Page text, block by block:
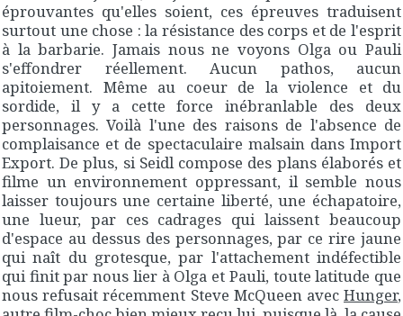
éprouvantes qu'elles soient, ces épreuves traduisent
surtout une chose : la résistance des corps et de l'esprit
à la barbarie. Jamais nous ne voyons Olga ou Pauli
s'effondrer réellement. Aucun pathos, aucun
apitoiement. Même au coeur de la violence et du
sordide, il y a cette force inébranlable des deux
personnages. Voilà l'une des raisons de l'absence de
complaisance et de spectaculaire malsain dans Import
Export. De plus, si Seidl compose des plans élaborés et
filme un environnement oppressant, il semble nous
laisser toujours une certaine liberté, une échapatoire,
une lueur, par ces cadrages qui laissent beaucoup
d'espace au dessus des personnages, par ce rire jaune
qui naît du grotesque, par l'attachement indéfectible
qui finit par nous lier à Olga et Pauli, toute latitude que
nous refusait récemment Steve McQueen avec Hunger,